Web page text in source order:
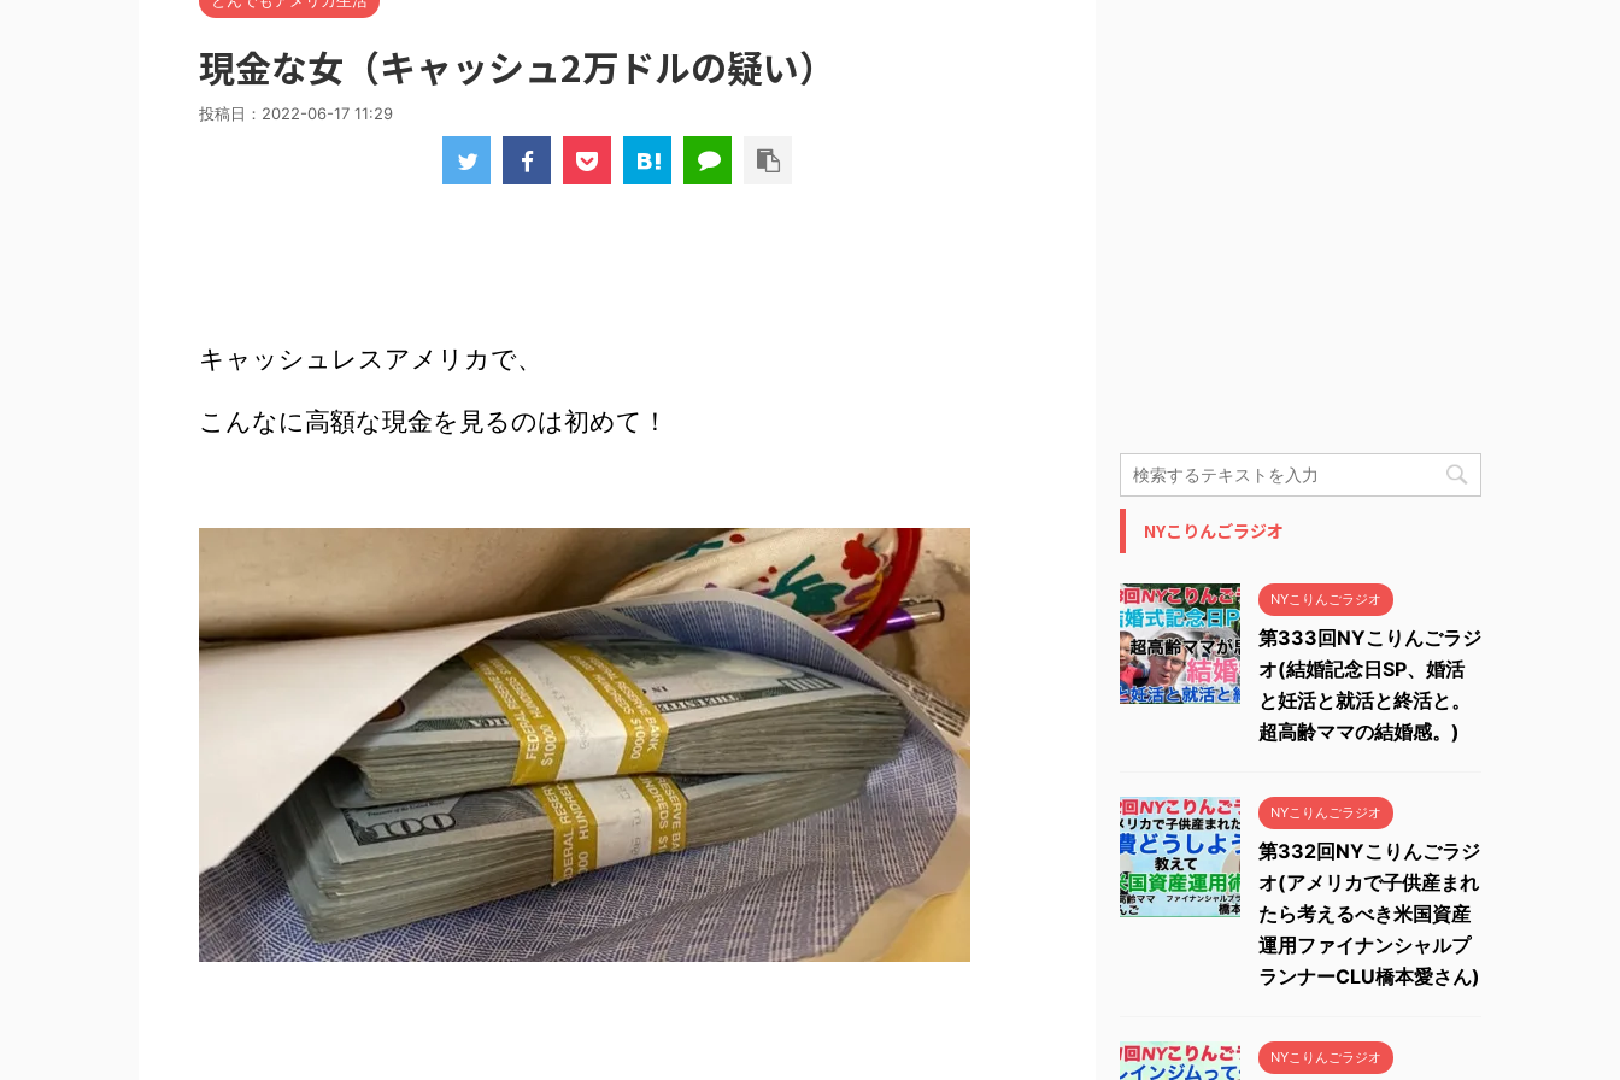
現金な女（キャッシュ2万ドルの疑い）
投稿日： 2022-06-17 11:29
キャッシュレスアメリカで、
こんなに高額な現金を見るのは初めて！
NYこりんごラジオ
NYこりんごラジオ
第333回NYこりんごラジ
オ(結婚記念日SP、婚活
と妊活と就活と終活と。
超高齢ママの結婚感。)
NYこりんごラジオ
第332回NYこりんごラジ
オ(アメリカで子供産まれ
たら考えるべき米国資産
運用ファイナンシャルプ
ランナーCLU橋本愛さん)
NYこりんごラジオ